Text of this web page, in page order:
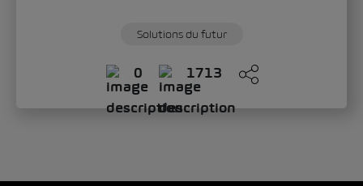
Solutions du futur
0 1713